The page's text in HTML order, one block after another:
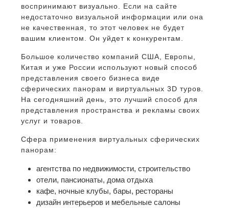
воспринимают визуально. Если на сайте
недостаточно визуальной информации или она
не качественная, то этот человек не будет
вашим клиентом. Он уйдет к конкурентам.
Большое количество компаний США, Европы,
Китая и уже России используют новый способ
представления своего бизнеса виде
сферических панорам и виртуальных 3D туров.
На сегодняшний день, это лучший способ для
представления пространства и рекламы своих
услуг и товаров.
Сфера применения виртуальных сферических
панорам:
агентства по недвижимости, строительство
отели, пансионаты, дома отдыха
кафе, ночные клубы, бары, рестораны
дизайн интерьеров и мебельные салоны